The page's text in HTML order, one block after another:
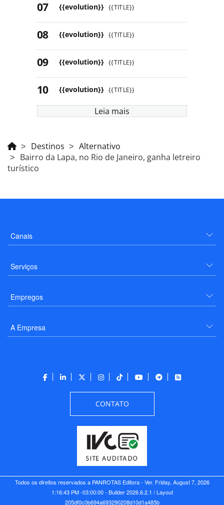
{{evolution}} {{TITLE}}
{{evolution}} {{TITLE}}
{{evolution}} {{TITLE}}
{{evolution}} {{TITLE}}
Leia mais
Destinos
Alternativo
Bairro da Lapa, no Rio de Janeiro, ganha letreiro
turístico
Canais
Serviços
Empregos
A Empresa
CONTATO
Todos os direitos reservados a PANROTAS Editora - Ver. Friday, August 7, 2026
1:16:43 PM -03:00:00 - Builder 2026.6.2.1 / Layout
205df0c0b694a693290208d10d1a485b